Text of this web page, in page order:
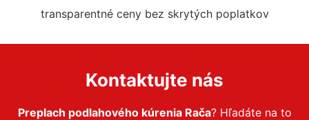
transparentné ceny bez skrytých poplatkov
Kontaktujte nás
Preplach podlahového kúrenia Rača? Hľadáte na to